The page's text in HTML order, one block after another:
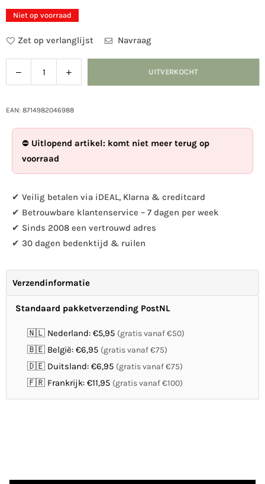
prijs
Niet op voorraad
Zet op verlanglijst Navraag
Hoeveelheid
Verlaag
de
voor
Verhoog
de
voor
UITVERKOCHT
EAN: 8714982046988
⛔ Uitlopend artikel: komt niet meer terug op
voorraad
✔ Veilig betalen via iDEAL, Klarna & creditcard
✔ Betrouwbare klantenservice – 7 dagen per week
✔ Sinds 2008 een vertrouwd adres
✔ 30 dagen bedenktijd & ruilen
Verzendinformatie
Standaard pakketverzending PostNL
🇳🇱 Nederland: €5,95 (gratis vanaf €50)
🇧🇪 België: €6,95 (gratis vanaf €75)
🇩🇪 Duitsland: €6,95 (gratis vanaf €75)
🇫🇷 Frankrijk: €11,95 (gratis vanaf €100)